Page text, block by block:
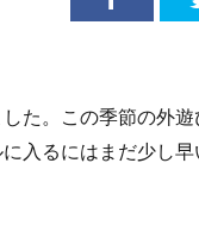
た。この季節の外
入るにはまだ少し